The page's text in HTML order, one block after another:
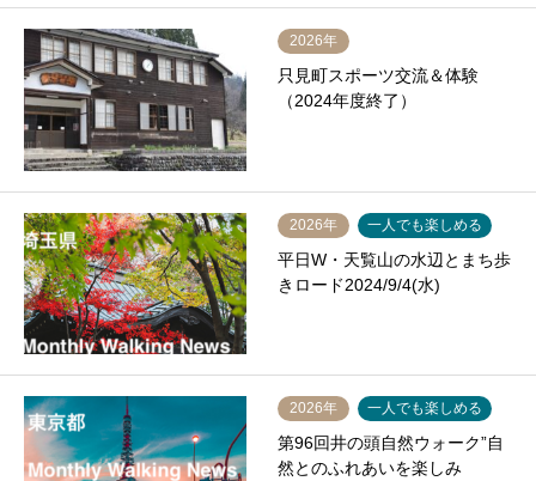
2026年
只見町スポーツ交流＆体験
（2024年度終了）
2026年 一人でも楽しめる
平日W・天覧山の水辺とまち歩
きロード2024/9/4(水)
2026年 一人でも楽しめる
第96回井の頭自然ウォーク”自
然とのふれあいを楽しみ